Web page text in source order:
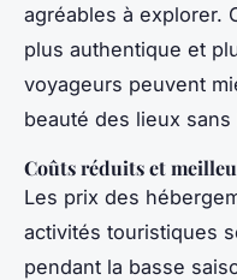
agréables à explorer.
plus authentique et
voyageurs peuvent
beauté des lieux
Coûts réduits et
Les prix des
activités touristiques
pendant la basse